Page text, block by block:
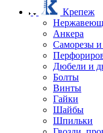
Крепеж
Анкера
Саморезы
Дюбели и
Болты
Винты
Гайки
Шайбы
Шпильки